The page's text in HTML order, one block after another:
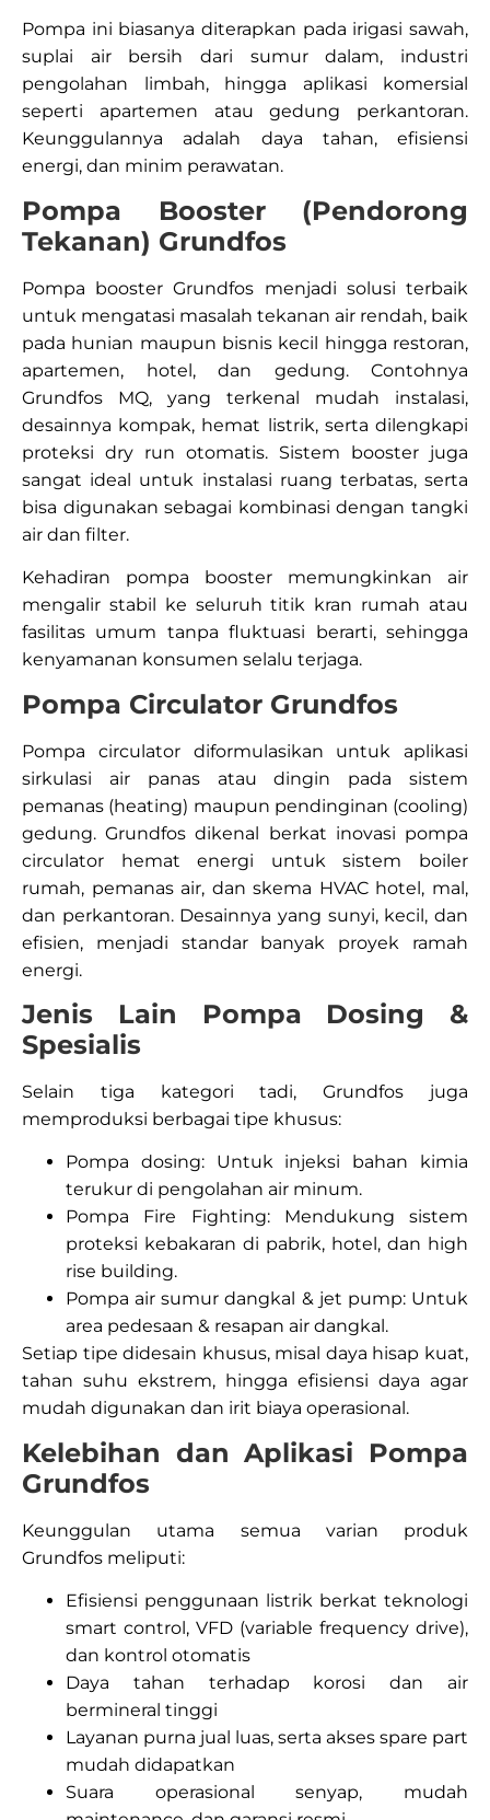
Pompa ini biasanya diterapkan pada irigasi sawah,
suplai air bersih dari sumur dalam, industri
pengolahan limbah, hingga aplikasi komersial
seperti apartemen atau gedung perkantoran.
Keunggulannya adalah daya tahan, efisiensi
energi, dan minim perawatan.​
Pompa Booster (Pendorong
Tekanan) Grundfos
Pompa booster Grundfos menjadi solusi terbaik
untuk mengatasi masalah tekanan air rendah, baik
pada hunian maupun bisnis kecil hingga restoran,
apartemen, hotel, dan gedung. Contohnya
Grundfos MQ, yang terkenal mudah instalasi,
desainnya kompak, hemat listrik, serta dilengkapi
proteksi dry run otomatis. Sistem booster juga
sangat ideal untuk instalasi ruang terbatas, serta
bisa digunakan sebagai kombinasi dengan tangki
air dan filter.
Kehadiran pompa booster memungkinkan air
mengalir stabil ke seluruh titik kran rumah atau
fasilitas umum tanpa fluktuasi berarti, sehingga
kenyamanan konsumen selalu terjaga.​
Pompa Circulator Grundfos
Pompa circulator diformulasikan untuk aplikasi
sirkulasi air panas atau dingin pada sistem
pemanas (heating) maupun pendinginan (cooling)
gedung. Grundfos dikenal berkat inovasi pompa
circulator hemat energi untuk sistem boiler
rumah, pemanas air, dan skema HVAC hotel, mal,
dan perkantoran. Desainnya yang sunyi, kecil, dan
efisien, menjadi standar banyak proyek ramah
energi.
Jenis Lain Pompa Dosing &
Spesialis
Selain tiga kategori tadi, Grundfos juga
memproduksi berbagai tipe khusus:
Pompa dosing: Untuk injeksi bahan kimia
terukur di pengolahan air minum.
Pompa Fire Fighting: Mendukung sistem
proteksi kebakaran di pabrik, hotel, dan high
rise building.
Pompa air sumur dangkal & jet pump: Untuk
area pedesaan & resapan air dangkal.
Setiap tipe didesain khusus, misal daya hisap kuat,
tahan suhu ekstrem, hingga efisiensi daya agar
mudah digunakan dan irit biaya operasional.​
Kelebihan dan Aplikasi Pompa
Grundfos
Keunggulan utama semua varian produk
Grundfos meliputi:
Efisiensi penggunaan listrik berkat teknologi
smart control, VFD (variable frequency drive),
dan kontrol otomatis
Daya tahan terhadap korosi dan air
bermineral tinggi
Layanan purna jual luas, serta akses spare part
mudah didapatkan
Suara operasional senyap, mudah